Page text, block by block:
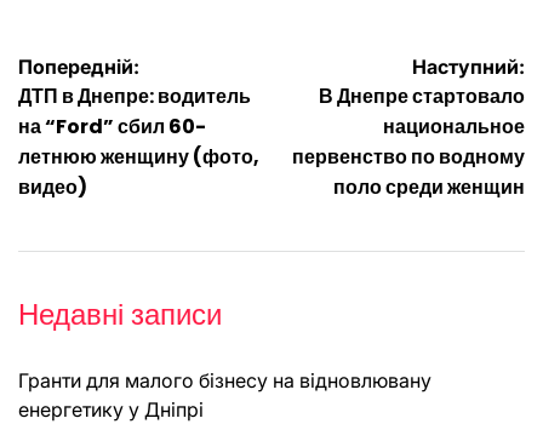
Навігація
записів
Попередній:
ДТП в Днепре: водитель
на “Ford” сбил 60-
летнюю женщину (фото,
видео)
Наступний:
В Днепре стартовало
национальное
первенство по водному
поло среди женщин
Недавні записи
Гранти для малого бізнесу на відновлювану
енергетику у Дніпрі